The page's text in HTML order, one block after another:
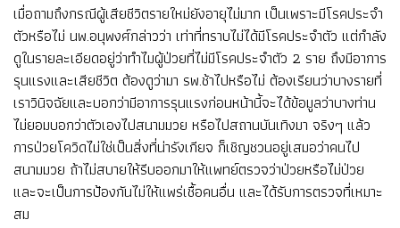
เมื่อถามถึงกรณีผู้เสียชีวิตรายใหม่ยังอายุไม่มาก เป็นเพราะมีโรคประจำ
ตัวหรือไม่ นพ.อนุพงศ์กล่าวว่า เท่าที่ทราบไม่ได้มีโรคประจำตัว แต่กำลัง
ดูในรายละเอียดอยู่ว่าทำไมผู้ป่วยที่ไม่มีโรคประจำตัว 2 ราย ถึงมีอาการ
รุนแรงและเสียชีวิต ต้องดูว่ามา รพ.ช้าไปหรือไม่ ต้องเรียนว่าบางรายที่
เราวินิจฉัยและบอกว่ามีอาการรุนแรงก่อนหน้านี้จะได้ข้อมูลว่าบางท่าน
ไม่ยอมบอกว่าตัวเองไปสนามมวย หรือไปสถานบันเทิงมา จริงๆ แล้ว
การป่วยโควิดไม่ใช่เป็นสิ่งที่น่ารังเกียจ ก็เชิญชวนอยู่เสมอว่าคนไป
สนามมวย ถ้าไม่สบายให้รีบออกมาให้แพทย์ตรวจว่าป่วยหรือไม่ป่วย
และจะเป็นการป้องกันไม่ให้แพร่เชื้อคนอื่น และได้รับการตรวจที่เหมาะ
สม